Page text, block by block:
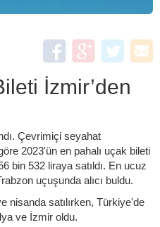
İzmir’den
Çevrimiçi seyahat
2023'ün en pahalı uçak bileti
bin 532 liraya satıldı. En ucuz
uçuşunda alıcı buldu.
nisanda satılırken, Türkiye'de
ve İzmir oldu.